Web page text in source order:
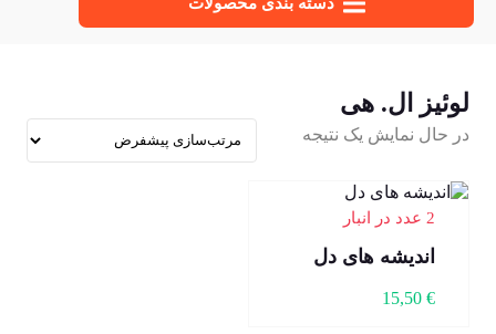
لوئیز ال. هی
در حال نمایش یک نتیجه
2 عدد در انبار
اندیشه های دل
15,50 €